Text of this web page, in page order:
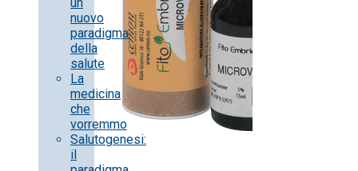
nuovo
paradigma
della
salute
La
medicina
che
vorremmo
Salutogenesi:
il